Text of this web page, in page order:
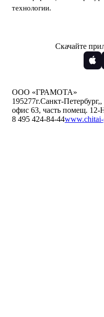
технологии.
Скачайте
ООО «ГРАМОТА»
195277г.Санкт-Петербург,,
офис 63, часть помещ. 12-
8 495 424-84-44